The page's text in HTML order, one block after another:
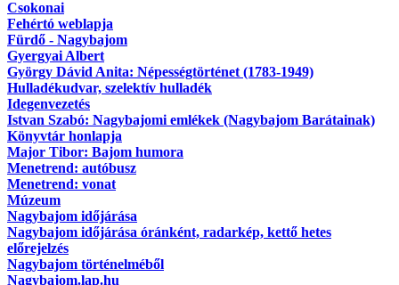
Csokonai
Fehértó weblapja
Fürdő - Nagybajom
Gyergyai Albert
György Dávid Anita: Népességtörténet (1783-1949)
Hulladékudvar, szelektív hulladék
Idegenvezetés
Istvan Szabó: Nagybajomi emlékek (Nagybajom Barátainak)
Könyvtár honlapja
Major Tibor: Bajom humora
Menetrend: autóbusz
Menetrend: vonat
Múzeum
Nagybajom időjárása
Nagybajom időjárása óránként, radarkép, kettő hetes
előrejelzés
Nagybajom történelméből
Nagybajom.lap.hu